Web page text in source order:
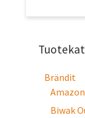
Brändit
Biwak